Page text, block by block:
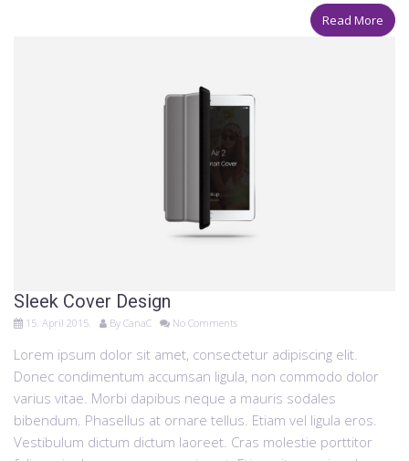
Read More
Sleek Cover Design
15. April 2015. By CanaC No Comments
Lorem ipsum dolor sit amet, consectetur adipiscing elit.
Donec condimentum accumsan ligula, non commodo dolor
varius vitae. Morbi dapibus neque a mauris sodales
bibendum. Phasellus at ornare tellus. Etiam vel ligula eros.
Vestibulum dictum dictum laoreet. Cras molestie porttitor